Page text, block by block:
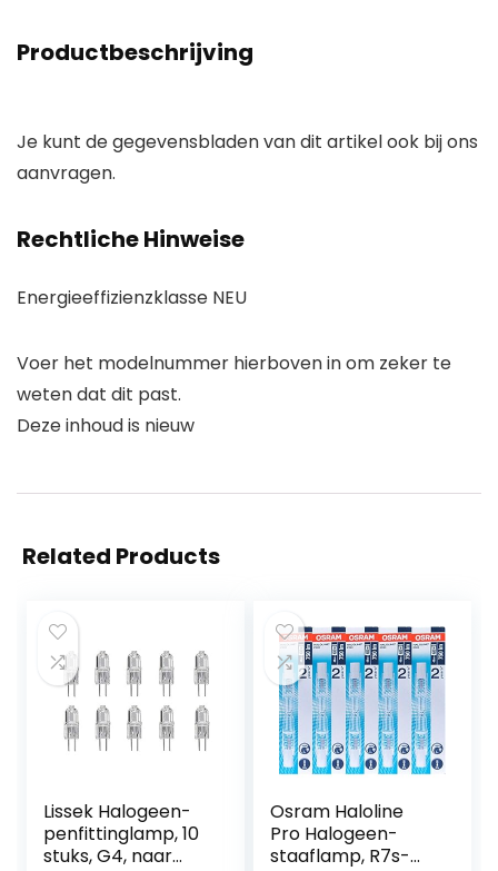
Productbeschrijving
Je kunt de gegevensbladen van dit artikel ook bij ons
aanvragen.
Rechtliche Hinweise
Energieeffizienzklasse NEU
Voer het modelnummer hierboven in om zeker te
weten dat dit past.
Deze inhoud is nieuw
Related Products
Lissek Halogeen-
penfittinglamp, 10
stuks, G4, naar
Osram Haloline
Pro Halogeen-
staaflamp, R7s-